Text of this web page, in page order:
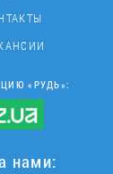
«РУДЬ»:
нами: